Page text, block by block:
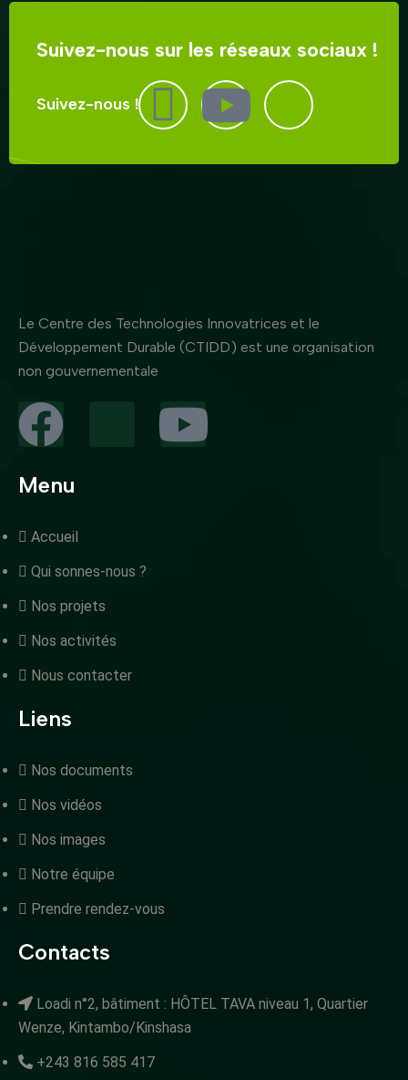
Suivez-nous sur les réseaux sociaux !
Suivez-nous !
Le Centre des Technologies Innovatrices et le
Développement Durable (CTIDD) est une organisation
non gouvernementale
Menu
Accueil
Qui sonnes-nous ?
Nos projets
Nos activités
Nous contacter
Liens
Nos documents
Nos vidéos
Nos images
Notre équipe
Prendre rendez-vous
Contacts
Loadi n°2, bâtiment : HÔTEL TAVA niveau 1, Quartier
Wenze, Kintambo/Kinshasa
+243 816 585 417